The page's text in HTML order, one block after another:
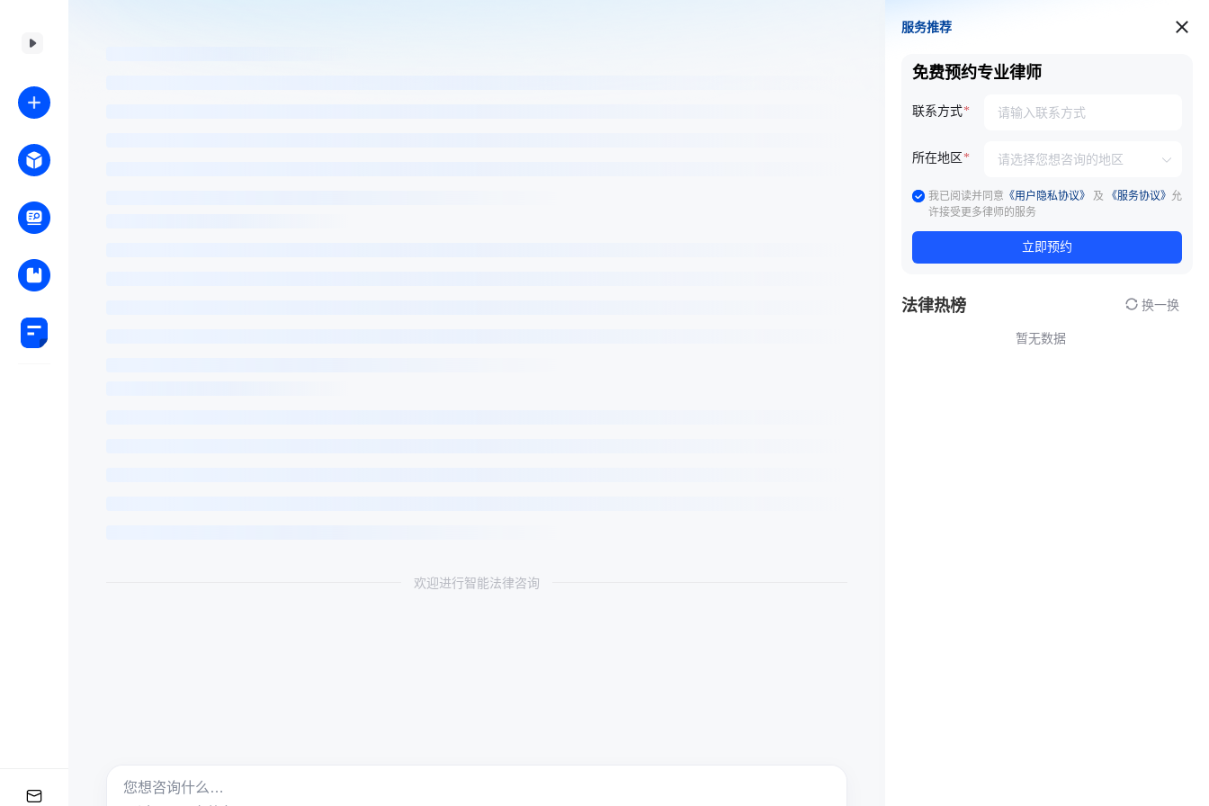
欢迎进行智能法律咨询
服务推荐
服务推荐
免费预约专业律师
联系方式
所在地区
我已阅读并同意 《用户隐私协议》 及 《服务协议》 允
许接受更多律师的服务
立即预约
法律热榜 换一换
暂无数据